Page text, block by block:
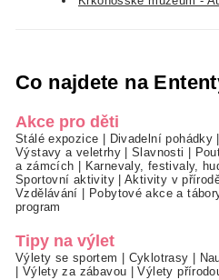
Co najdete na
Akce pro děti
Stálé expozice Divadelní pohádky
Výstavy a veletrhy|Slavnosti
a zámcích
Karnevaly, festivaly,
Sportovní aktivity|Aktivity v
Vzdělávání
Pobytové akce a
program
Tipy na výlet
Výlety se sportem Cyklotrasy
Výlety za zábavou |Výlety